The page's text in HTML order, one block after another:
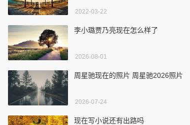
2022-03-22
李小璐贾乃亮现在怎么样了
2026-08-01
周星驰现在的照片 周星驰2026照片
2026-07-24
现在写小说还有出路吗